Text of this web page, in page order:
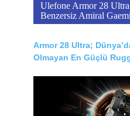
Ulefone Armor 28 Ultra
Benzersiz Amiral
Armor 28 Ultra;
Olmayan En Güçlü